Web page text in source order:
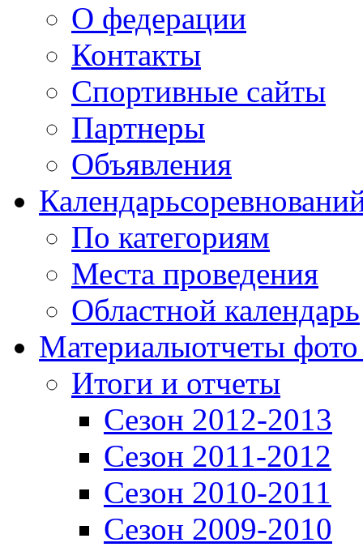
О федерации
Контакты
Спортивные сайты
Партнеры
Объявления
Календарь
По категориям
Места проведения
Областной календарь
Материалыотчеты
Итоги и отчеты
Сезон 2012-2013
Сезон 2011-2012
Сезон 2010-2011
Сезон 2009-2010